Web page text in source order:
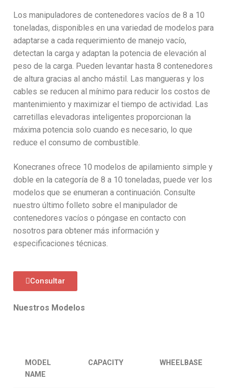
Los manipuladores de contenedores vacíos de 8 a 10
toneladas, disponibles en una variedad de modelos para
adaptarse a cada requerimiento de manejo vacío,
detectan la carga y adaptan la potencia de elevación al
peso de la carga. Pueden levantar hasta 8 contenedores
de altura gracias al ancho mástil. Las mangueras y los
cables se reducen al mínimo para reducir los costos de
mantenimiento y maximizar el tiempo de actividad. Las
carretillas elevadoras inteligentes proporcionan la
máxima potencia solo cuando es necesario, lo que
reduce el consumo de combustible.
Konecranes ofrece 10 modelos de apilamiento simple y
doble en la categoría de 8 a 10 toneladas, puede ver los
modelos que se enumeran a continuación. Consulte
nuestro último folleto sobre el manipulador de
contenedores vacíos o póngase en contacto con
nosotros para obtener más información y
especificaciones técnicas.
Consultar
Nuestros Modelos
MODEL
NAME
CAPACITY WHEELBASE